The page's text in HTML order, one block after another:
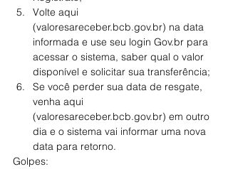
Volte aqui
(valoresareceber.bcb.gov.br) na data
informada e use seu login Gov.br para
acessar o sistema, saber qual o valor
disponível e solicitar sua transferência;
Se você perder sua data de resgate,
venha aqui
(valoresareceber.bcb.gov.br) em outro
dia e o sistema vai informar uma nova
data para retorno.
Golpes: